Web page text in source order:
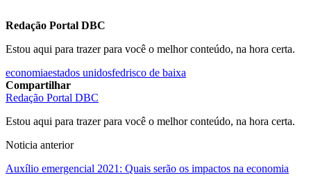
Redação Portal DBC
Estou aqui para trazer para você o melhor conteúdo, na hora certa.
economiaestados unidosfedrisco de baixa
Compartilhar
Redação Portal DBC
Estou aqui para trazer para você o melhor conteúdo, na hora certa.
Noticia anterior
Auxílio emergencial 2021: Quais serão os impactos na economia